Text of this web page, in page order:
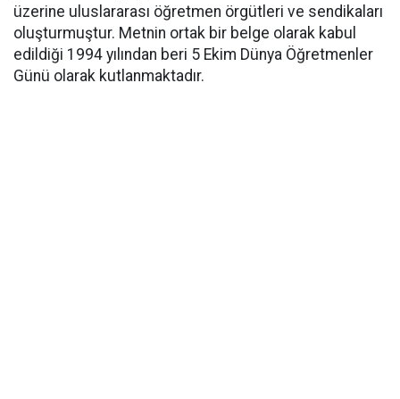
üzerine uluslararası öğretmen örgütleri ve sendikaları
oluşturmuştur. Metnin ortak bir belge olarak kabul
edildiği 1994 yılından beri 5 Ekim Dünya Öğretmenler
Günü olarak kutlanmaktadır.